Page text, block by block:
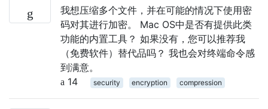
我想压缩多个文件，并在可能的情况下使用密
码对其进行加密。 Mac OS中是否有提供此类
功能的内置工具？ 如果没有，您可以推荐我
（免费软件）替代品吗？ 我也会对终端命令感
到满意。
14
security encryption compression